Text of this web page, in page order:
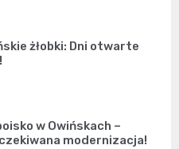
żłobki: Dni otwarte
w Owińskach –
modernizacja!